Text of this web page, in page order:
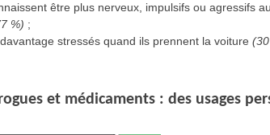
être plus nerveux, impulsifs ou agressifs
%) ;
stressés quand ils prennent la voiture
et médicaments : des usages